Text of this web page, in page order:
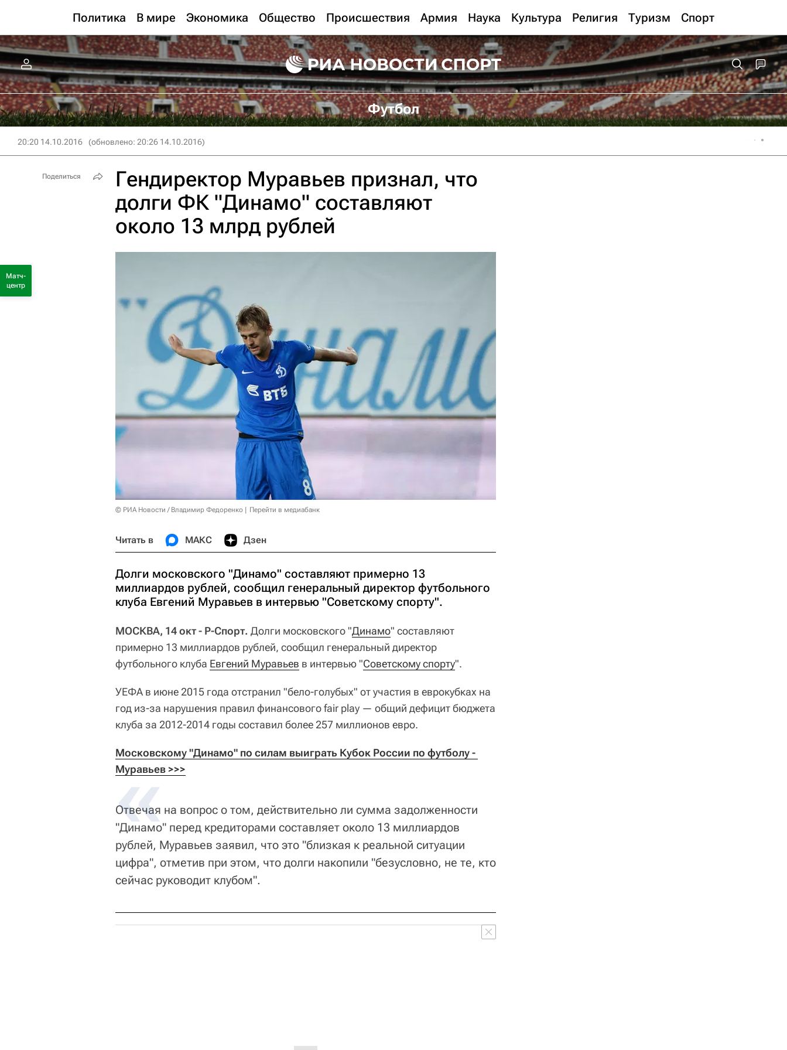
Политика В мире Экономика Общество Происшествия Армия Наука Культура Религия Туризм Спорт
Футбол
20:20 14.10.2016 (обновлено: 20:26 14.10.2016)
Гендиректор Муравьев признал, что
долги ФК "Динамо" составляют
около 13 млрд рублей
© РИА Новости / Владимир Федоренко Перейти в медиабанк
Читать в МАКС Дзен
Долги московского "Динамо" составляют примерно 13
миллиардов рублей, сообщил генеральный директор футбольного
клуба Евгений Муравьев в интервью "Советскому спорту".
МОСКВА, 14 окт - Р-Спорт. Долги московского "Динамо" составляют
примерно 13 миллиардов рублей, сообщил генеральный директор
футбольного клуба Евгений Муравьев в интервью "Советскому спорту".
УЕФА в июне 2015 года отстранил "бело-голубых" от участия в еврокубках на
год из-за нарушения правил финансового fair play — общий дефицит бюджета
клуба за 2012-2014 годы составил более 257 миллионов евро.
Московскому "Динамо" по силам выиграть Кубок России по футболу -
Муравьев >>>
Отвечая на вопрос о том, действительно ли сумма задолженности
"Динамо" перед кредиторами составляет около 13 миллиардов
рублей, Муравьев заявил, что это "близкая к реальной ситуации
цифра", отметив при этом, что долги накопили "безусловно, не те, кто
сейчас руководит клубом".
Поделиться
Матч-
центр